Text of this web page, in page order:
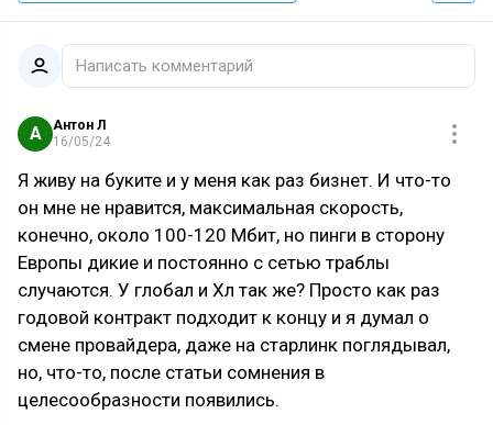
Написать комментарий
А
Антон Л
16/05/24
Я живу на буките и у меня как раз бизнет. И что-то
он мне не нравится, максимальная скорость,
конечно, около 100-120 Мбит, но пинги в сторону
Европы дикие и постоянно с сетью траблы
случаются. У глобал и Хл так же? Просто как раз
годовой контракт подходит к концу и я думал о
смене провайдера, даже на старлинк поглядывал,
но, что-то, после статьи сомнения в
целесообразности появились.